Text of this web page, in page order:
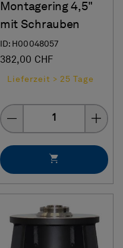
Montagering 4,5"
mit Schrauben
ID: H00048057
382,00 CHF
Lieferzeit > 25 Tage